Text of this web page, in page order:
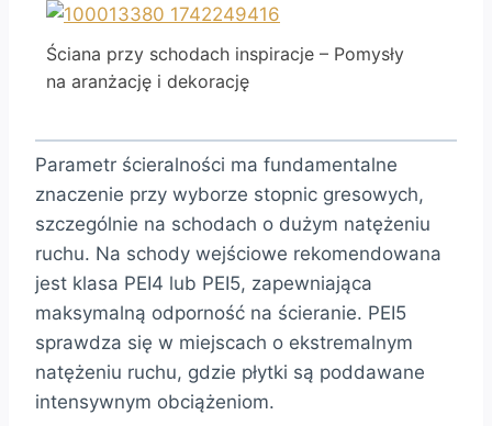
Ściana przy schodach inspiracje – Pomysły
na aranżację i dekorację
Parametr ścieralności ma fundamentalne
znaczenie przy wyborze stopnic gresowych,
szczególnie na schodach o dużym natężeniu
ruchu. Na schody wejściowe rekomendowana
jest klasa PEI4 lub PEI5, zapewniająca
maksymalną odporność na ścieranie. PEI5
sprawdza się w miejscach o ekstremalnym
natężeniu ruchu, gdzie płytki są poddawane
intensywnym obciążeniom.